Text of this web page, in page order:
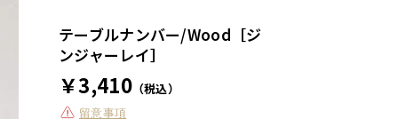
テーブルナンバー/Wood［ジ
ンジャーレイ］
￥3,410（税込）
留意事項